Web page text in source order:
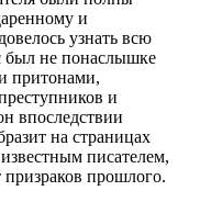
и
узнать всю
был не понаслышке
притонами,
и
впоследствии
на страницах
писателем,
призраков прошлого.